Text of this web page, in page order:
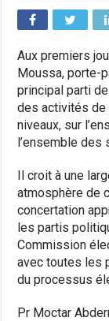
Aux premiers
Moussa, porte-
principal parti
des activités de
niveaux, sur
l’ensemble des
Il croit à une
atmosphère de
concertation
les partis
Commission
avec toutes les
du processus
Pr Moctar